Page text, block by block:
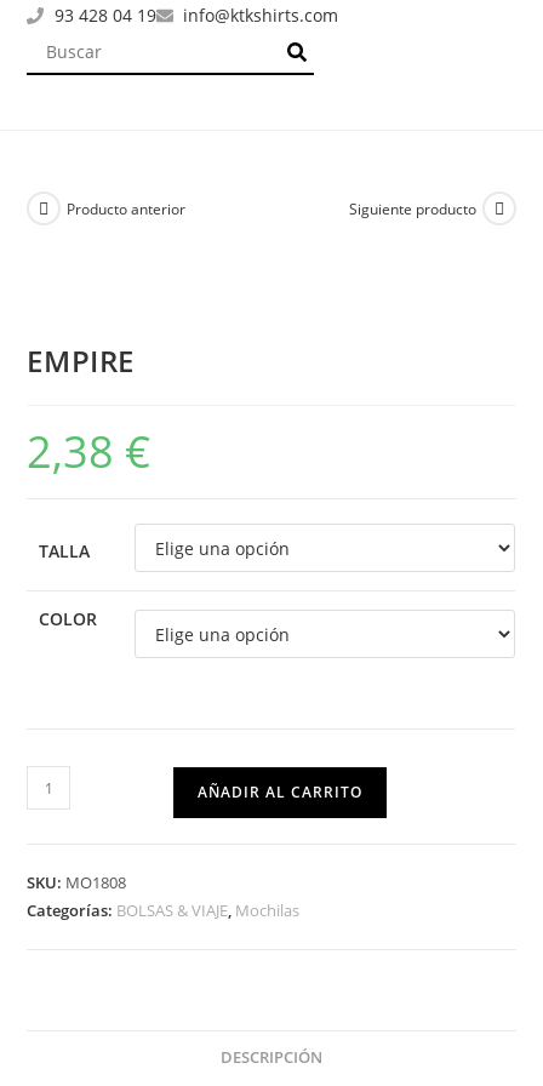
93 428 04 19 info@ktkshirts.com
Producto anterior Siguiente producto
EMPIRE
2,38 €
TALLA
COLOR
AÑADIR AL CARRITO
SKU: MO1808
Categorías: BOLSAS & VIAJE, Mochilas
DESCRIPCIÓN